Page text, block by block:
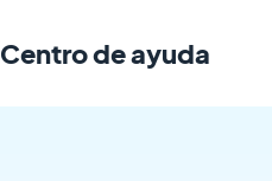
Centro de ayuda